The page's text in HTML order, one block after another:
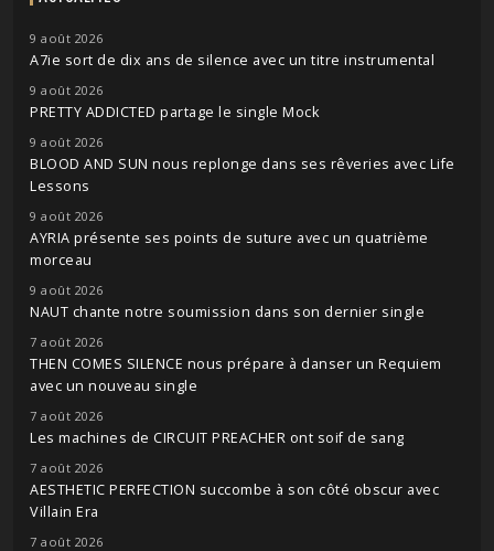
9 août 2026
A7ie sort de dix ans de silence avec un titre instrumental
9 août 2026
PRETTY ADDICTED partage le single Mock
9 août 2026
BLOOD AND SUN nous replonge dans ses rêveries avec Life
Lessons
9 août 2026
AYRIA présente ses points de suture avec un quatrième
morceau
9 août 2026
NAUT chante notre soumission dans son dernier single
7 août 2026
THEN COMES SILENCE nous prépare à danser un Requiem
avec un nouveau single
7 août 2026
Les machines de CIRCUIT PREACHER ont soif de sang
7 août 2026
AESTHETIC PERFECTION succombe à son côté obscur avec
Villain Era
7 août 2026